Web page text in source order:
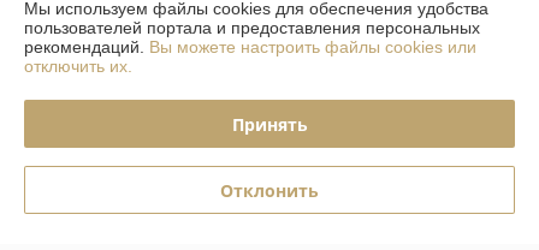
Доставка и оплата
График работы
Политика обработки cookies
Мы используем файлы cookies для обеспечения удобства
пользователей портала и предоставления персональных
рекомендаций. Вы можете настроить файлы cookies или
отключить их.
Принять
Отклонить